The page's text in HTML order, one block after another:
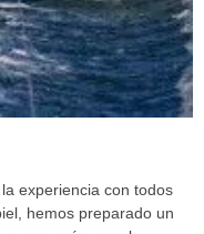
experiencia con todos
hemos preparado un